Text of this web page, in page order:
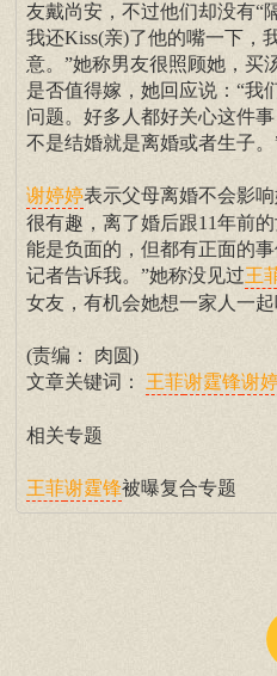
友戴尚安，不过他们却没有“
我还Kiss(亲)了他的嘴一下，
意。”她称男友很照顾她，买
是否值得嫁，她回应说：“我
问题。好多人都好关心这件
不是结婚就是离婚或者生子。
谢婷婷表示父母离婚不会影
很有趣，离了婚后跟11年前
能是负面的，但都有正面的
记者告诉我。”她称没见过王
女友，有机会她想一家人一起
(责编： 肉圆)
文章关键词： 王菲谢霆锋谢
相关专题
王菲谢霆锋被曝复合专题